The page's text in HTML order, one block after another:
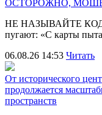
ОСТОРОЖНО,
НЕ НАЗЫВАЙТЕ
пугают: «С карты
06.08.26 14:53 Читать
От исторического
продолжается
пространств